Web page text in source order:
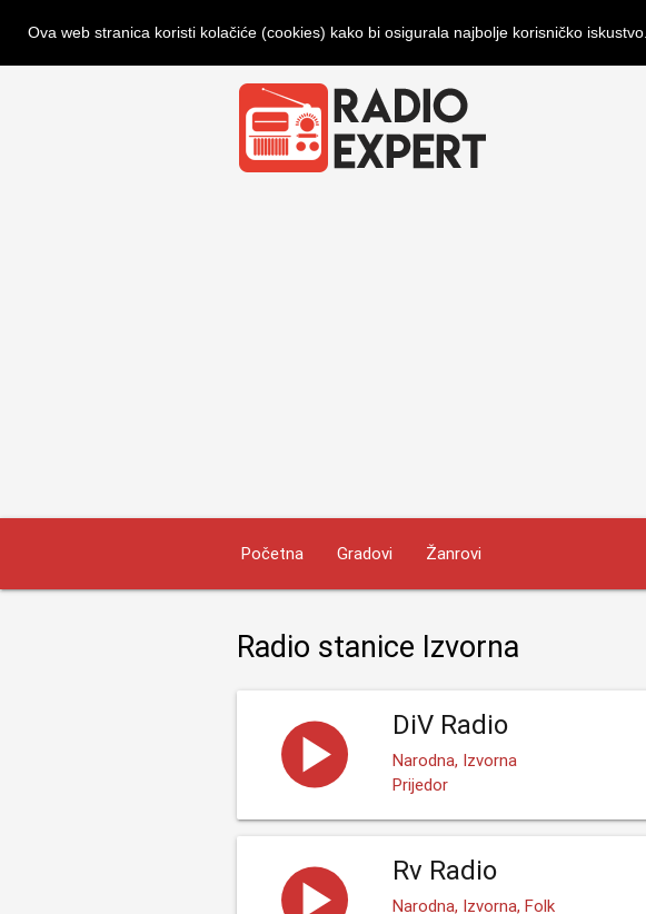
Ova web stranica koristi kolačiće (cookies) kako bi osigurala najbolje korisničko iskustvo.
Početna Gradovi Žanrovi
Radio stanice Izvorna
DiV Radio
Narodna, Izvorna
Prijedor
Rv Radio
Narodna, Izvorna, Folk